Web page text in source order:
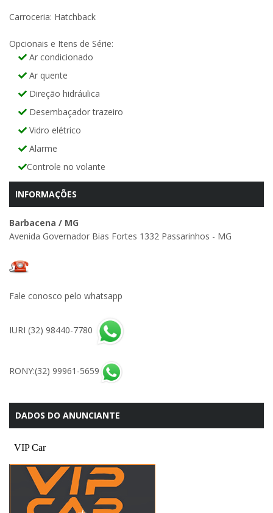
Carroceria: Hatchback
Opcionais e Itens de Série:
Ar condicionado
Ar quente
Direção hidráulica
Desembaçador trazeiro
Vidro elétrico
Alarme
Controle no volante
INFORMAÇÕES
Barbacena / MG
Avenida Governador Bias Fortes 1332 Passarinhos - MG
Fale conosco pelo whatsapp
IURI (32) 98440-7780
RONY:(32) 99961-5659
DADOS DO ANUNCIANTE